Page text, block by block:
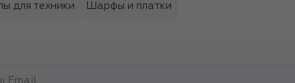
для техники Шарфы и платки